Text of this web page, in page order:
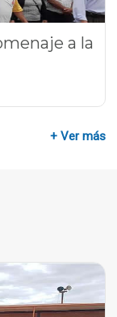
a la
+ Ver más